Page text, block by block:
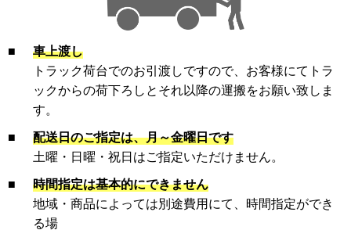
■
車上渡し
トラック荷台でのお引渡しですので、お客様にてトラ
ックからの荷下ろしとそれ以降の運搬をお願い致しま
す。
■
配送日のご指定は、月～金曜日です
土曜・日曜・祝日はご指定いただけません。
■
時間指定は基本的にできません
地域・商品によっては別途費用にて、時間指定ができ
る場